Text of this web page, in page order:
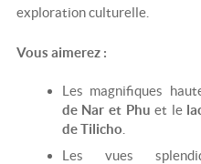
exploration culturelle.
Vous aimerez :
Les magnifiques
de Nar et Phu et le
de Tilicho
Les vues